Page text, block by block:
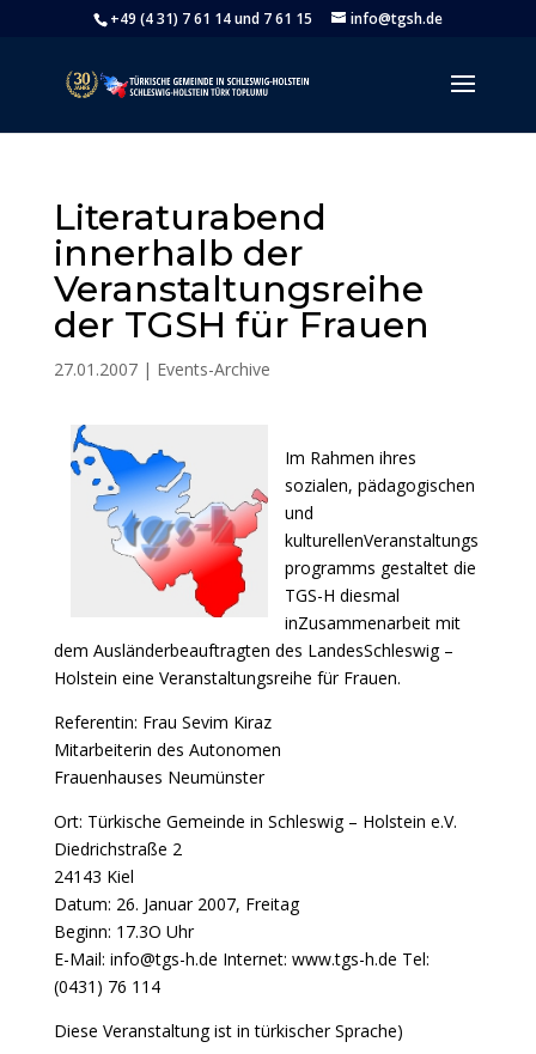
+49 (4 31) 7 61 14 und 7 61 15 info@tgsh.de
Literaturabend
innerhalb der
Veranstaltungsreihe
der TGSH für Frauen
27.01.2007| Events-Archive
Im Rahmen ihres
sozialen, pädagogischen
und
kulturellenVeranstaltungs
programms gestaltet die
TGS-H diesmal
inZusammenarbeit mit
dem Ausländerbeauftragten des LandesSchleswig –
Holstein eine Veranstaltungsreihe für Frauen.
Referentin: Frau Sevim Kiraz
Mitarbeiterin des Autonomen
Frauenhauses Neumünster
Ort: Türkische Gemeinde in Schleswig – Holstein e.V.
Diedrichstraße 2
24143 Kiel
Datum: 26. Januar 2007, Freitag
Beginn: 17.3O Uhr
E-Mail: info@tgs-h.de Internet: www.tgs-h.de Tel:
(0431) 76 114
Diese Veranstaltung ist in türkischer Sprache)